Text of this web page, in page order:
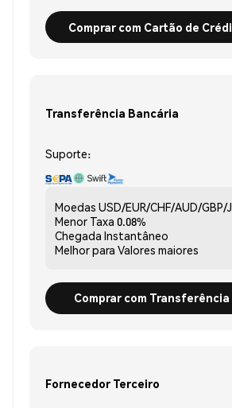
Comprar com Cartão de
Transferência Bancária
Suporte:
Moedas USD/EUR/CHF/AUD/GBP/
Menor Taxa 0.08%
Chegada Instantâneo
Melhor para Valores maiores
Comprar com
Fornecedor Terceiro